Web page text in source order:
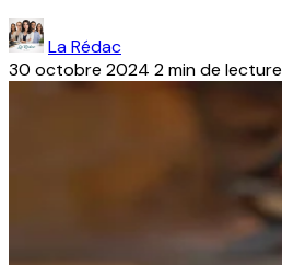
La Rédac
30 octobre 2024 2 min de lecture